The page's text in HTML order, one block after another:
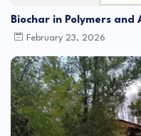
Biochar in Polymers
February 23, 2026